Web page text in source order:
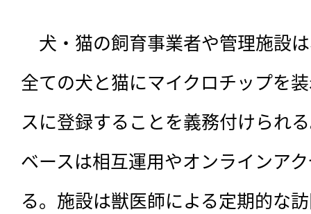
犬・猫の飼育事業者や管理施設
全ての犬と猫にマイクロチップを
スに登録することを義務付けられ
ベースは相互運用やオンラインア
る。施設は獣医師による定期的な